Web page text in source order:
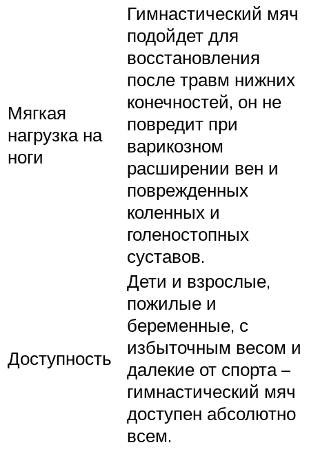
Мягкая
нагрузка на
ноги
Гимнастический мяч
подойдет для
восстановления
после травм нижних
конечностей, он не
повредит при
варикозном
расширении вен и
поврежденных
коленных и
голеностопных
суставов.
Доступность
Дети и взрослые,
пожилые и
беременные, с
избыточным весом и
далекие от спорта –
гимнастический мяч
доступен абсолютно
всем.